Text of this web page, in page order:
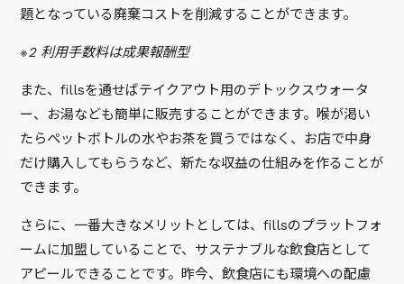
題となっている廃棄コストを削減することができます。
※2 利用手数料は成果報酬型
また、fillsを通せばテイクアウト用のデトックスウォータ
ー、お湯なども簡単に販売することができます。喉が渇い
たらペットボトルの水やお茶を買うではなく、お店で中身
だけ購入してもらうなど、新たな収益の仕組みを作ることが
できます。
さらに、一番大きなメリットとしては、fillsのプラットフォ
ームに加盟していることで、サステナブルな飲食店として
アピールできることです。昨今、飲食店にも環境への配慮